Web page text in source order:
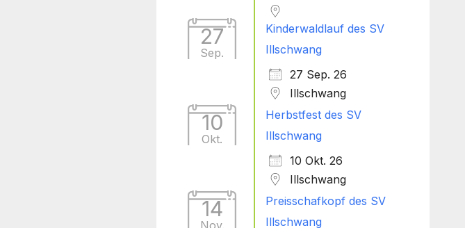
27
Sep.
Kinderwaldlauf des SV
Illschwang
27 Sep. 26
Illschwang
10
Okt.
Herbstfest des SV
Illschwang
10 Okt. 26
Illschwang
14
Nov.
Preisschafkopf des SV
Illschwang